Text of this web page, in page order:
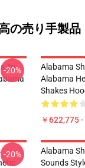
の売り手製品
To
-20%
Alabama
Alabama
Shakes
￥622,775
-20%
Alabama
Sounds